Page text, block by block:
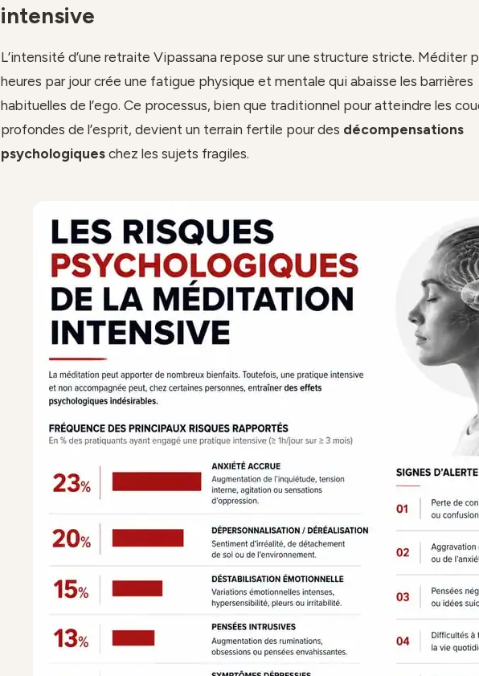
intensive
L’intensité d’une retraite Vipassana repose sur une structure stricte. Méditer
heures par jour crée une fatigue physique et mentale qui abaisse les barrières
habituelles de l’ego. Ce processus, bien que traditionnel pour atteindre les
profondes de l’esprit, devient un terrain fertile pour des décompensations
psychologiques chez les sujets fragiles.